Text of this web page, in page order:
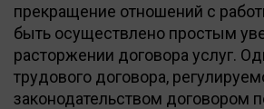
прекращение отношений с
быть осуществлено простым
расторжении договора услуг.
трудового договора,
законодательством договором